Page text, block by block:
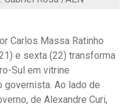
Carlos Massa Ratinho
e sexta (22) transforma
Sul em vitrine
Ao lado de
de Alexandre Curi,